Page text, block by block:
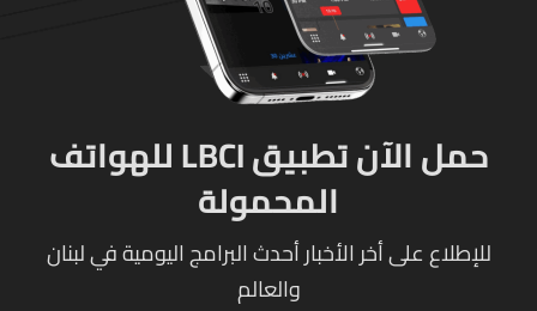
حمل الآن تطبيق LBCI للهواتف
المحمولة
للإطلاع على أخر الأخبار أحدث البرامج اليومية في لبنان
والعالم